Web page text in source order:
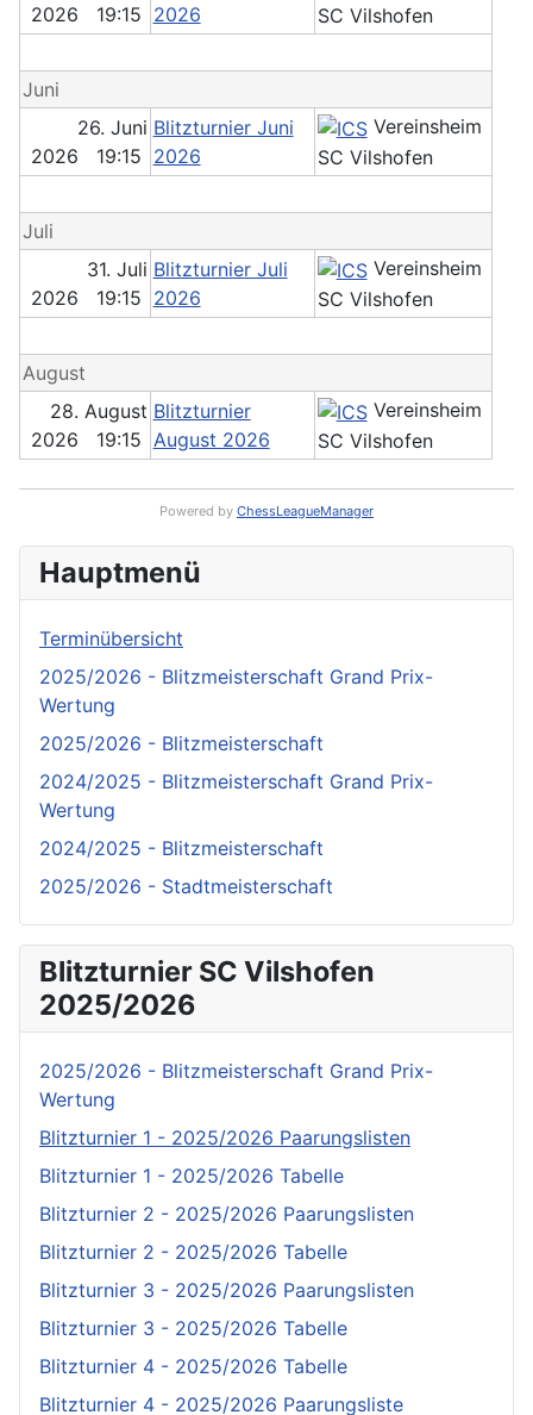
2026 19:15 2026
SC Vilshofen
Juni
26. Juni
2026 19:15
Blitzturnier Juni
2026
Vereinsheim
SC Vilshofen
Juli
31. Juli
2026 19:15
Blitzturnier Juli
2026
Vereinsheim
SC Vilshofen
August
28. August
2026 19:15
Blitzturnier
August 2026
Vereinsheim
SC Vilshofen
Powered by ChessLeagueManager
Hauptmenü
Terminübersicht
2025/2026 - Blitzmeisterschaft Grand Prix-
Wertung
2025/2026 - Blitzmeisterschaft
2024/2025 - Blitzmeisterschaft Grand Prix-
Wertung
2024/2025 - Blitzmeisterschaft
2025/2026 - Stadtmeisterschaft
Blitzturnier SC Vilshofen
2025/2026
2025/2026 - Blitzmeisterschaft Grand Prix-
Wertung
Blitzturnier 1 - 2025/2026 Paarungslisten
Blitzturnier 1 - 2025/2026 Tabelle
Blitzturnier 2 - 2025/2026 Paarungslisten
Blitzturnier 2 - 2025/2026 Tabelle
Blitzturnier 3 - 2025/2026 Paarungslisten
Blitzturnier 3 - 2025/2026 Tabelle
Blitzturnier 4 - 2025/2026 Tabelle
Blitzturnier 4 - 2025/2026 Paarungsliste